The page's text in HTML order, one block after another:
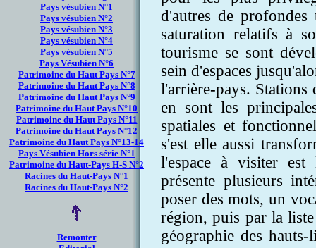
Pays vésubien N°1
Pays vésubien N°2
Pays vésubien N°3
Pays vésubien N°4
Pays vésubien N°5
Pays Vésubien N°6
Patrimoine du Haut Pays N°7
Patrimoine du Haut Pays N°8
Patrimoine du Haut Pays N°9
Patrimoine du Haut Pays N°10
Patrimoine du Haut Pays N°11
Patrimoine du Haut Pays N°12
Patrimoine du Haut Pays N°13-14
Pays Vésubien Hors série N°1
Patrimoine du Haut-Pays H-S N°2
Racines du Haut-Pays N°1
Racines du Haut-Pays N°2
Remonter
d'autres de profondes
saturation relatifs à
tourisme se sont
sein d'espaces
l'arrière-pays. Stations
en sont les
spatiales et
s'est elle aussi
l'espace à visiter est
présente plusieurs
poser des mots, un
région, puis par la
géographie des